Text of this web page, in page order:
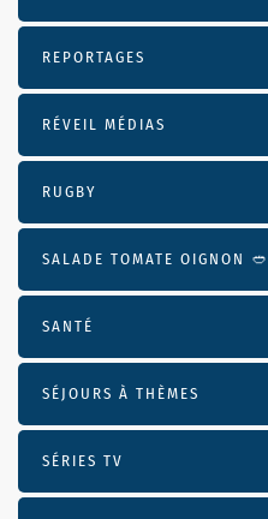
REPORTAGES
RÉVEIL MÉDIAS
RUGBY
SALADE TOMATE OIGNON 🥙
SANTÉ
SÉJOURS À THÈMES
SÉRIES TV